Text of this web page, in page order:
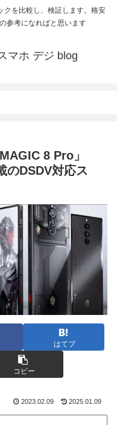
クを比較し、検証します。格安
参考になればと思います
マホ デジ blog
8 Pro」
DSDV対応ス
はてブ
コピー
2023.02.09 2025.01.09